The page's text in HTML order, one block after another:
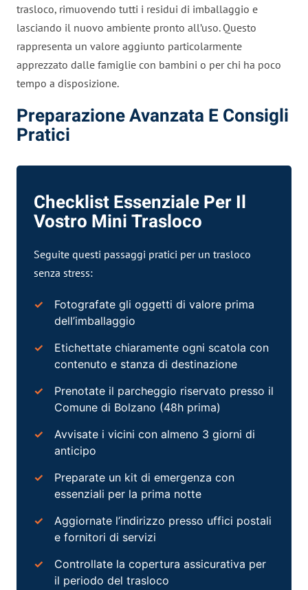
trasloco, rimuovendo tutti i residui di imballaggio e
lasciando il nuovo ambiente pronto all’uso. Questo
rappresenta un valore aggiunto particolarmente
apprezzato dalle famiglie con bambini o per chi ha poco
tempo a disposizione.
Preparazione Avanzata E Consigli
Pratici
Checklist Essenziale Per Il
Vostro Mini Trasloco
Seguite questi passaggi pratici per un trasloco
senza stress:
Fotografate gli oggetti di valore prima
dell’imballaggio
Etichettate chiaramente ogni scatola con
contenuto e stanza di destinazione
Prenotate il parcheggio riservato presso il
Comune di Bolzano (48h prima)
Avvisate i vicini con almeno 3 giorni di
anticipo
Preparate un kit di emergenza con
essenziali per la prima notte
Aggiornate l’indirizzo presso uffici postali
e fornitori di servizi
Controllate la copertura assicurativa per
il periodo del trasloco